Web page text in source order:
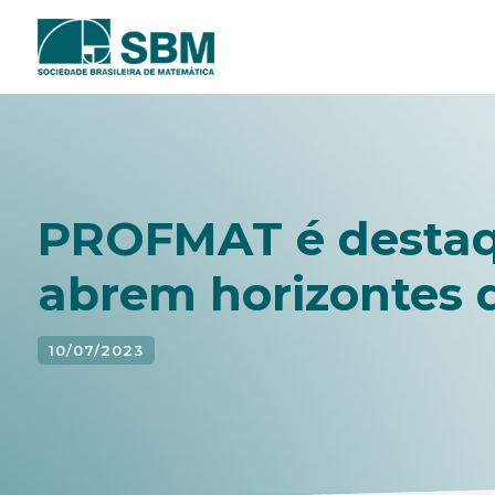
Pular
para
PROFMAT é
abrem horizontes
10/07/2023